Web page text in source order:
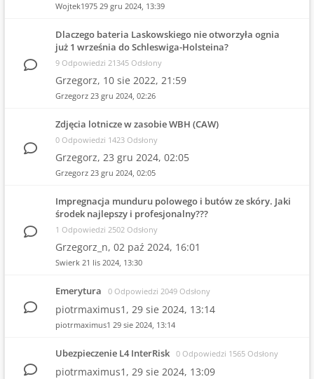
Wojtek1975 29 gru 2024, 13:39
Dlaczego bateria Laskowskiego nie otworzyła ognia
już 1 września do Schleswiga-Holsteina?
9 Odpowiedzi 21345 Odsłony
Grzegorz, 10 sie 2022, 21:59
Grzegorz 23 gru 2024, 02:26
Zdjęcia lotnicze w zasobie WBH (CAW)
0 Odpowiedzi 1423 Odsłony
Grzegorz, 23 gru 2024, 02:05
Grzegorz 23 gru 2024, 02:05
Impregnacja munduru polowego i butów ze skóry. Jaki
środek najlepszy i profesjonalny???
1 Odpowiedzi 2502 Odsłony
Grzegorz_n, 02 paź 2024, 16:01
Swierk 21 lis 2024, 13:30
Emerytura 0 Odpowiedzi 2049 Odsłony
piotrmaximus1, 29 sie 2024, 13:14
piotrmaximus1 29 sie 2024, 13:14
Ubezpieczenie L4 InterRisk 0 Odpowiedzi 1565 Odsłony
piotrmaximus1, 29 sie 2024, 13:09